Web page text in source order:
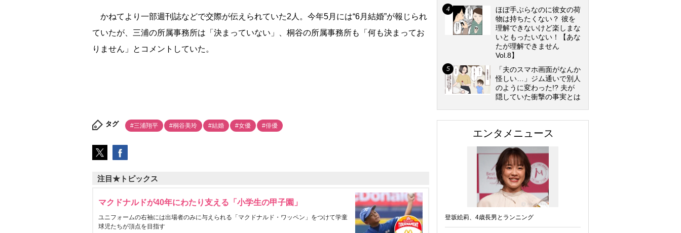
かねてより一部週刊誌などで交際が伝えられていた2人。今年5月には“6月結婚”が報じられ
ていたが、三浦の所属事務所は「決まっていない」、桐谷の所属事務所も「何も決まってお
りません」とコメントしていた。
タグ #三浦翔平 #桐谷美玲 #結婚 #女優 #俳優
注目★トピックス
マクドナルドが40年にわたり支える「小学生の甲子園」
ユニフォームの右袖には出場者のみに与えられる「マクドナルド・ワッペン」をつけて学童
球児たちが頂点を目指す
ほぼ手ぶらなのに彼女の荷
物は持ちたくない？ 彼を
理解できないけど楽しまな
いともったいない！【あな
たが理解できません
Vol.8】
「夫のスマホ画面がなんか
怪しい…」ジム通いで別人
のように変わった!? 夫が
隠していた衝撃の事実とは
エンタメニュース
登坂絵莉、4歳長男とランニング